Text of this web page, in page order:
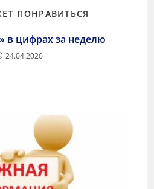
ПОНРАВИТЬСЯ
в цифрах за неделю
24.04.2020